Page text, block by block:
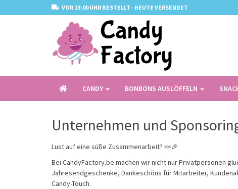
VOR 13:00 UHR BESTELLT - HEUTE VERSENDET
CANDY BONBONS AUSLÖFFELN
Unternehmen und
Lust auf eine süße Zusammenarbeit? 🍬🎉
Bei CandyFactory.be machen wir nicht nur Privatpersonen
Jahresendgeschenke, Dankeschöns für Mitarbeiter,
Candy-Touch.